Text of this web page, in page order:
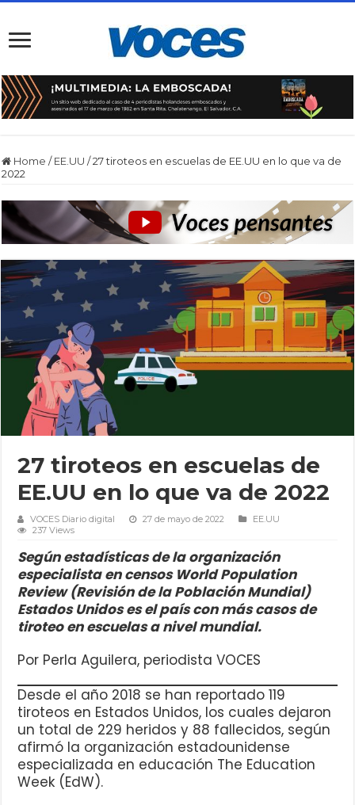
Home / EE.UU /27 tiroteos en escuelas de EE.UU en lo que va de
2022
27 tiroteos en escuelas de
EE.UU en lo que va de 2022
VOCES Diario digital 27 de mayo de 2022
EE.UU
237 Views
Según estadísticas de la organización
especialista en censos World Population
Review (Revisión de la Población Mundial)
Estados Unidos es el país con más casos de
tiroteo en escuelas a nivel mundial.
Por Perla Aguilera, periodista VOCES
Desde el año 2018 se han reportado 119
tiroteos en Estados Unidos, los cuales dejaron
un total de 229 heridos y 88 fallecidos, según
afirmó la organización estadounidense
especializada en educación The Education
Week (EdW).